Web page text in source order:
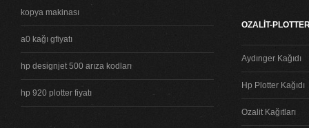
kopya makinası
a0 kağı gfiyatı
hp designjet 500 arıza kodları
hp 920 plotter fiyatı
OZALİT-
Aydınger Kağıdı
Hp Plotter Kağıdı
Ozalit Kağıtları